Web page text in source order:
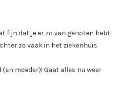
fijn dat je er zo van genoten hebt.
zo vaak in het ziekenhuis
(en moeder)! Gaat alles nu weer